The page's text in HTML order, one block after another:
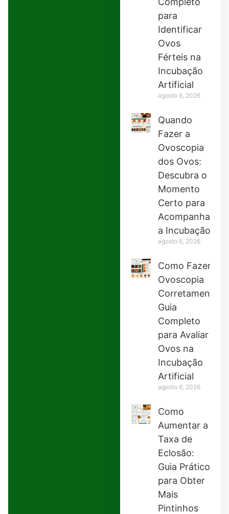
para
Identificar
Ovos
Férteis na
Incubação
Artificial
agosto 6, 2026
Quando
Fazer a
Ovoscopia
dos Ovos:
Descubra o
Momento
Certo para
Acompanhar
a Incubação
agosto 6, 2026
Como Fazer
Ovoscopia
Corretamente:
Guia
Completo
para Avaliar
Ovos na
Incubação
Artificial
agosto 6, 2026
Como
Aumentar a
Taxa de
Eclosão:
Guia Prático
para Obter
Mais
Pintinhos